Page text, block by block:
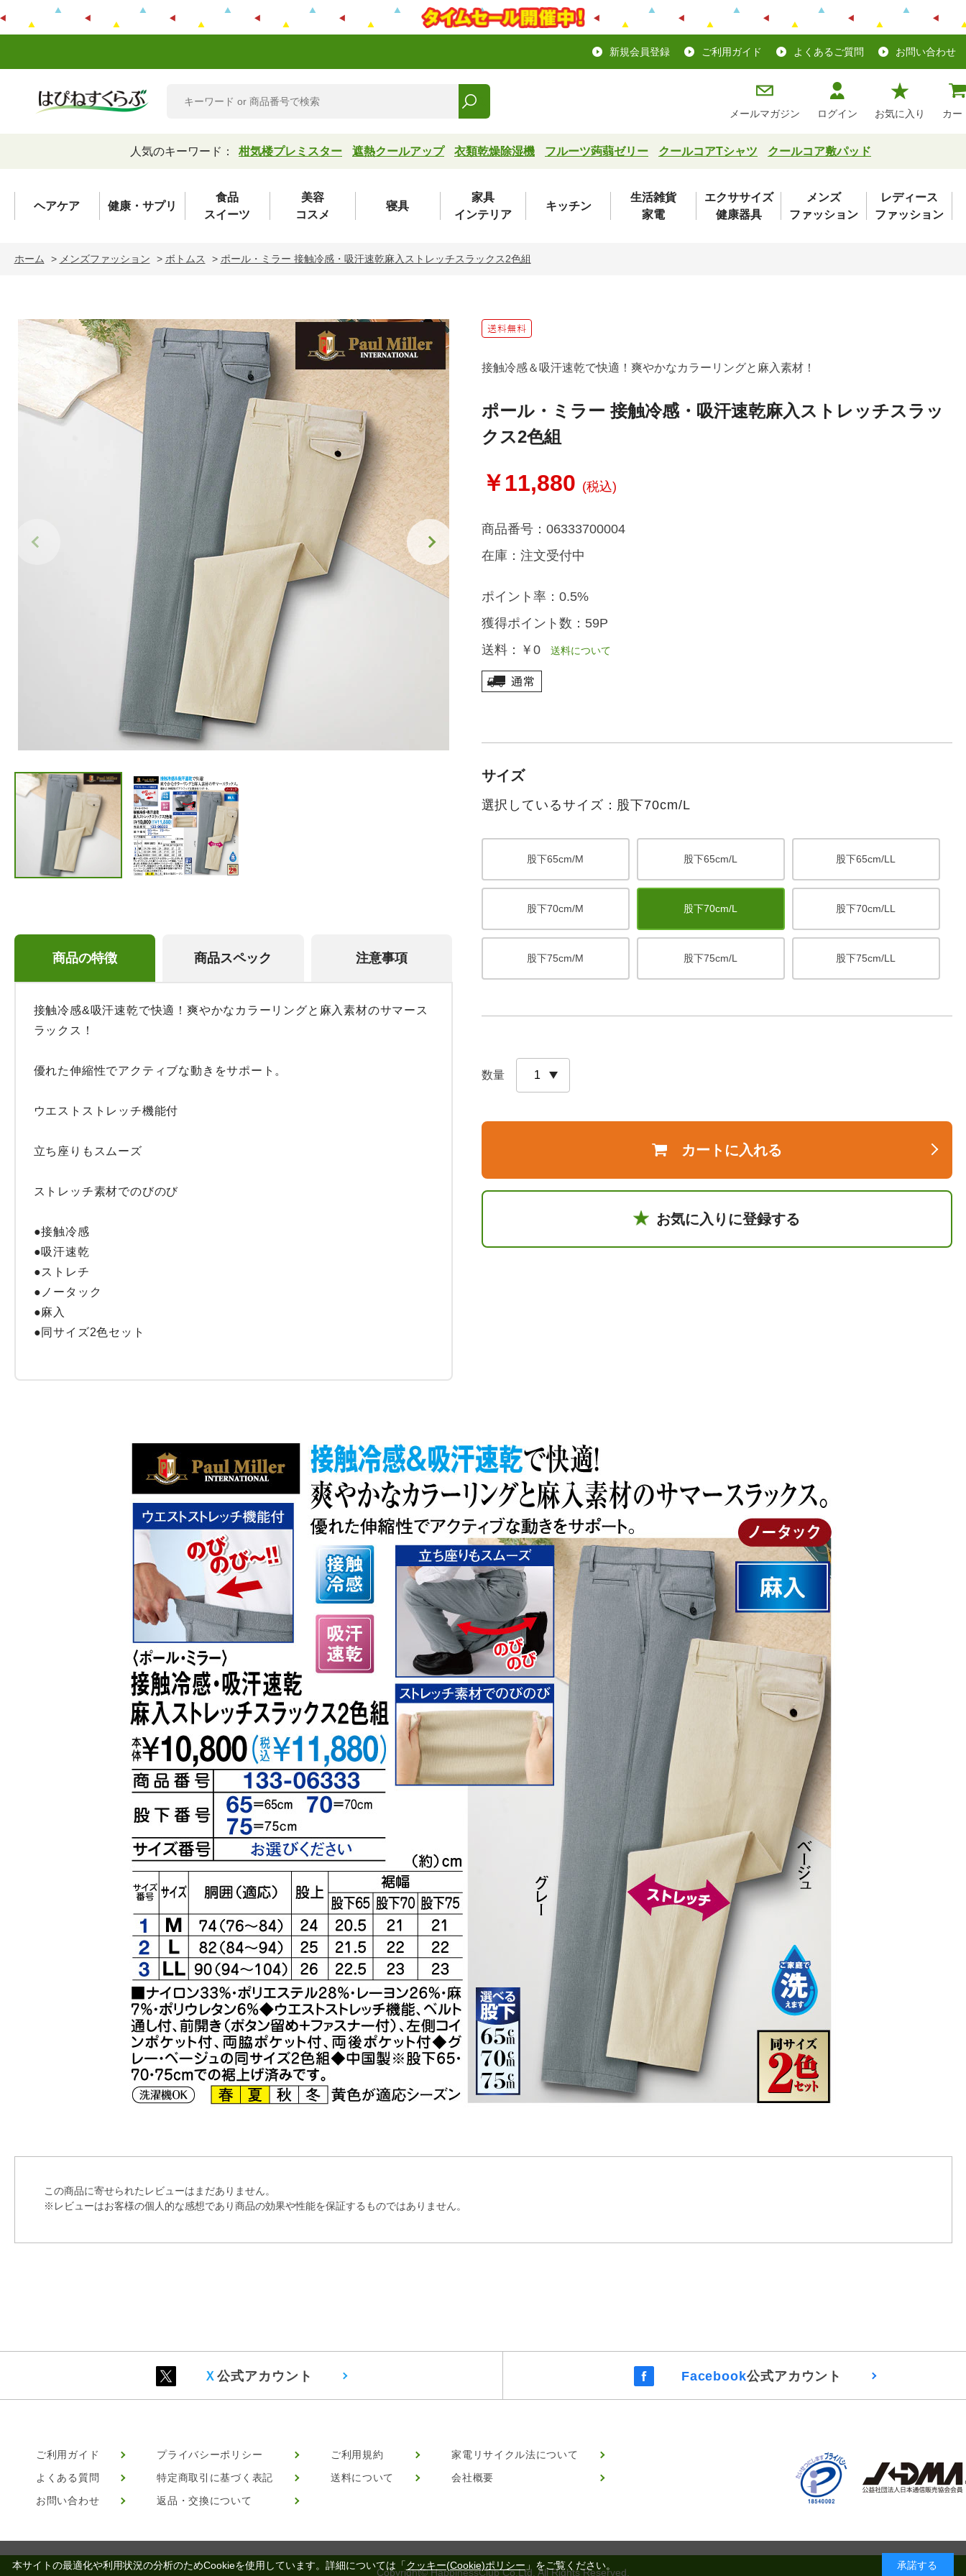
新規会員登録 ご利用ガイド よくあるご質問 お問い合わせ
メールマガジン ログイン お気に入り カー
人気のキーワード： 柑気楼プレミスター 遮熱クールアップ 衣類乾燥除湿機 フルーツ蒟蒻ゼリー クールコアTシャツ クールコア敷パッド
ヘアケア 健康・サプリ
食品
スイーツ
美容
コスメ
寝具
家具
インテリア
キッチン
生活雑貨
家電
エクササイズ
健康器具
メンズ
ファッション
レディース
ファッション
ホーム > メンズファッション > ボトムス > ポール・ミラー 接触冷感・吸汗速乾麻入ストレッチスラックス2色組
商品の特徴 商品スペック 注意事項
接触冷感&吸汗速乾で快適！爽やかなカラーリングと麻入素材のサマース
ラックス！
優れた伸縮性でアクティブな動きをサポート。
ウエストストレッチ機能付
立ち座りもスムーズ
ストレッチ素材でのびのび
●接触冷感
●吸汗速乾
●ストレチ
●ノータック
●麻入
●同サイズ2色セット
接触冷感＆吸汗速乾で快適！爽やかなカラーリングと麻入素材！
ポール・ミラー 接触冷感・吸汗速乾麻入ストレッチスラッ
クス2色組
￥11,880 (税込)
商品番号： 06333700004
在庫： 注文受付中
ポイント率： 0.5%
獲得ポイント数： 59P
送料： ￥0送料について
サイズ
選択しているサイズ：股下70cm/L
股下65cm/M 股下65cm/L 股下65cm/LL
股下70cm/M 股下70cm/L 股下70cm/LL
股下75cm/M 股下75cm/L 股下75cm/LL
数量
カートに入れる
お気に入りに登録する
この商品に寄せられたレビューはまだありません。
※レビューはお客様の個人的な感想であり商品の効果や性能を保証するものではありません。
Ｘ公式アカウント Facebook公式アカウント
ご利用ガイド
よくある質問
お問い合わせ
プライバシーポリシー
特定商取引に基づく表記
返品・交換について
ご利用規約
送料について
家電リサイクル法について
会社概要
Copyright© HappinessClub Co.Ltd. All Rights Reserved.
本サイトの最適化や利用状況の分析のためCookieを使用しています。詳細については「クッキー(Cookie)ポリシー 」をご覧ください。 承諾する